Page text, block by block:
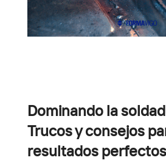
Dominando la
Trucos y consejos
resultados perfectos